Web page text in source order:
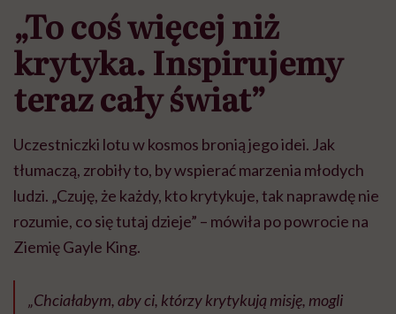
„To coś więcej niż
krytyka. Inspirujemy
teraz cały świat”
Uczestniczki lotu w kosmos bronią jego idei. Jak
tłumaczą, zrobiły to, by wspierać marzenia młodych
ludzi. „Czuję, że każdy, kto krytykuje, tak naprawdę nie
rozumie, co się tutaj dzieje” – mówiła po powrocie na
Ziemię Gayle King.
„Chciałabym, aby ci, którzy krytykują misję, mogli